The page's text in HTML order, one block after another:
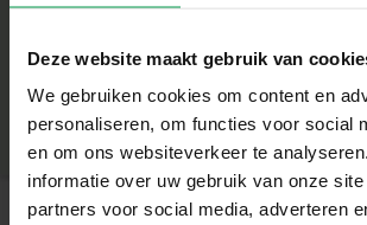
Deze website maakt gebruik van
We gebruiken cookies om content en
personaliseren, om functies voor social
en om ons websiteverkeer te
informatie over uw gebruik van onze
partners voor social media, adverteren
Erwartungen der Eltern. Eine wunderbare
für Geburtstage oder Feste – ideal für
magische Welt von Harry Potter lieben.
Produktnummer|
09341
Teilen Sie dieses Produkt